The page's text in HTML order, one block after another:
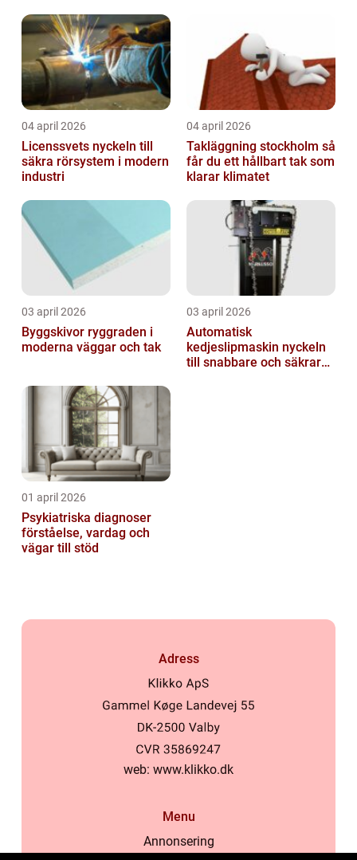
04 april 2026
Licenssvets nyckeln till
säkra rörsystem i modern
industri
04 april 2026
Takläggning stockholm så
får du ett hållbart tak som
klarar klimatet
03 april 2026
Byggskivor ryggraden i
moderna väggar och tak
03 april 2026
Automatisk
kedjeslipmaskin nyckeln
till snabbare och säkrare
01 april 2026
Psykiatriska diagnoser
förståelse, vardag och
vägar till stöd
Adress
web: www.klikko.dk
Menu
Annonsering